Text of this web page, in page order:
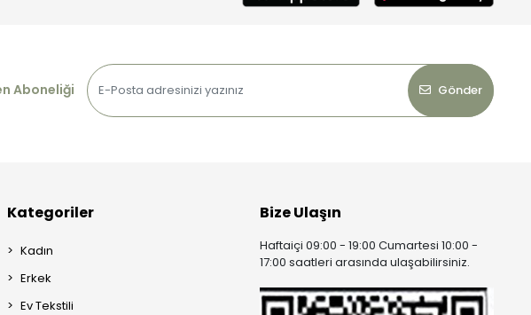
Aboneliği
Gönder
Kategoriler
Kadın
Erkek
Ev Tekstili
Bize Ulaşın
Haftaiçi 09:00 - 19:00 Cumartesi 10:00 -
17:00 saatleri arasında ulaşabilirsiniz.